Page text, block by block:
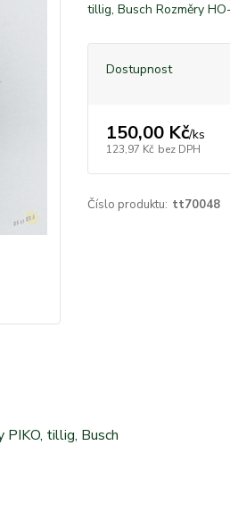
tillig, Busch Rozměry
Dostupnost
150,00 Kč/ks
123,97 Kč bez DPH
Číslo produktu: tt70048
tillig, Busch